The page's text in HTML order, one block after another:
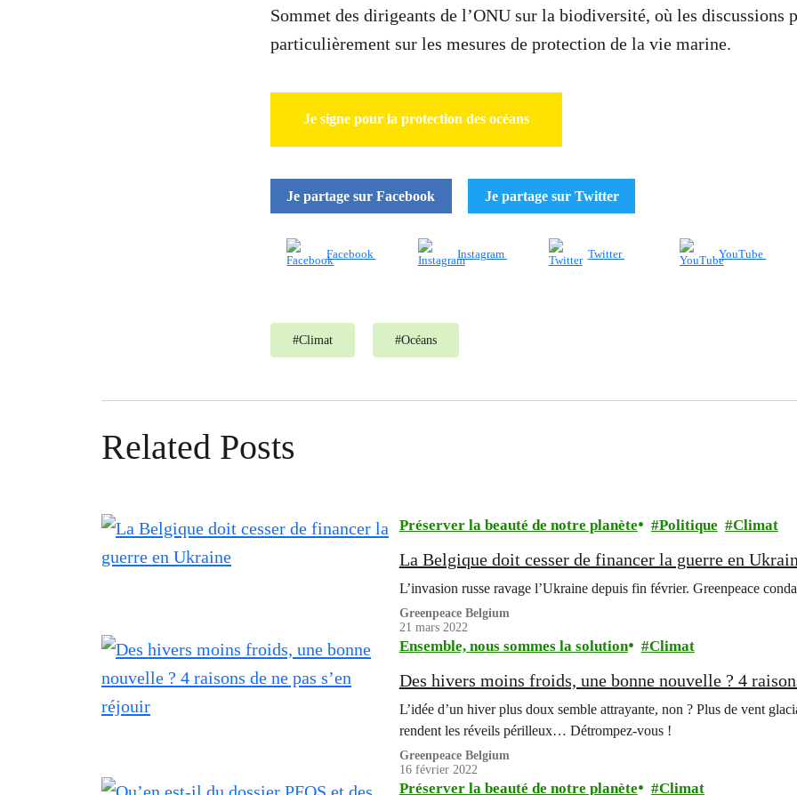
Sommet des dirigeants de l’ONU sur la biodiversité, où les discussions
particulièrement sur les mesures de protection de la vie marine.
Je signe pour la protection des océans
Je partage sur Facebook Je partage sur Twitter
Facebook Instagram Twitter YouTube
#Climat #Océans
Related Posts
Préserver la beauté de notre planète Politique Climat
La Belgique doit cesser de financer la guerre en
L’invasion russe ravage l’Ukraine depuis fin février. Greenpeace
Greenpeace Belgium
21 mars 2022
Ensemble, nous sommes la solution Climat
Des hivers moins froids, une bonne nouvelle ? 4
L’idée d’un hiver plus doux semble attrayante, non ? Plus de vent
rendent les réveils périlleux… Détrompez-vous !
Greenpeace Belgium
16 février 2022
Préserver la beauté de notre planète Climat